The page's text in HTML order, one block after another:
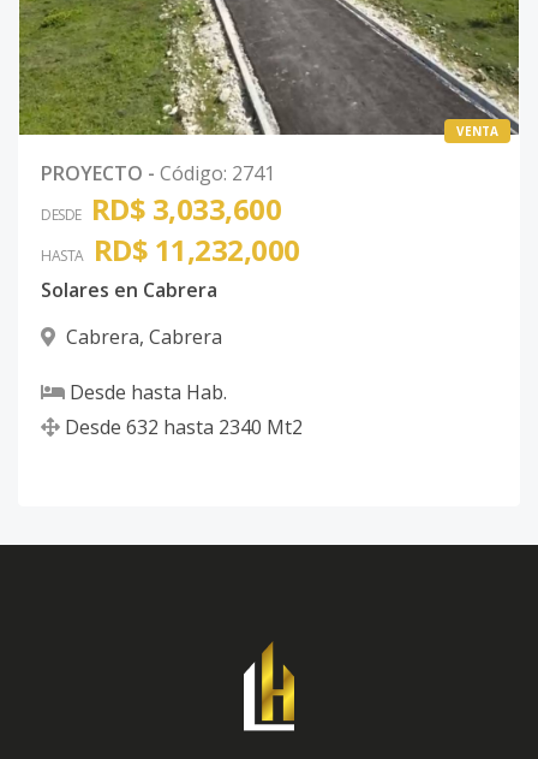
VENTA
PROYECTO - Código: 2741
DESDE RD$ 3,033,600
HASTA RD$ 11,232,000
Solares en Cabrera
Cabrera, Cabrera
Desde hasta Hab.
Desde 632 hasta 2340 Mt2